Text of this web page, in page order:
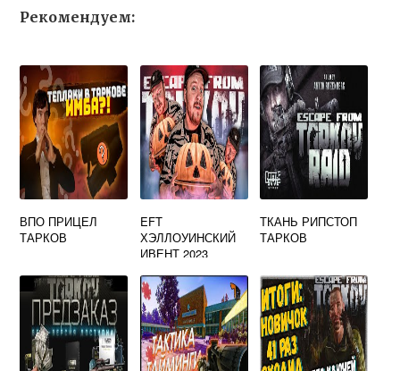
Рекомендуем:
ВПО ПРИЦЕЛ
ТАРКОВ
EFT
ХЭЛЛОУИНСКИЙ
ИВЕНТ 2023
ТКАНЬ РИПСТОП
ТАРКОВ